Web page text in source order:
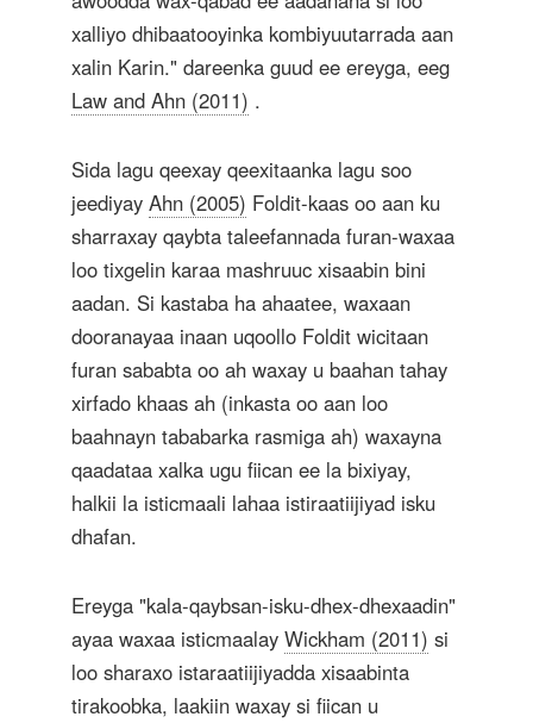
xalliyo dhibaatooyinka kombiyuutarrada aan
xalin Karin." dareenka guud ee ereyga, eeg
Law and Ahn (2011) .
Sida lagu qeexay qeexitaanka lagu soo
jeediyay Ahn (2005) Foldit-kaas oo aan ku
sharraxay qaybta taleefannada furan-waxaa
loo tixgelin karaa mashruuc xisaabin bini
aadan. Si kastaba ha ahaatee, waxaan
dooranayaa inaan uqoollo Foldit wicitaan
furan sababta oo ah waxay u baahan tahay
xirfado khaas ah (inkasta oo aan loo
baahnayn tababarka rasmiga ah) waxayna
qaadataa xalka ugu fiican ee la bixiyay,
halkii la isticmaali lahaa istiraatiijiyad isku
dhafan.
Ereyga "kala-qaybsan-isku-dhex-dhexaadin"
ayaa waxaa isticmaalay Wickham (2011) si
loo sharaxo istaraatiijiyadda xisaabinta
tirakoobka, laakiin waxay si fiican u